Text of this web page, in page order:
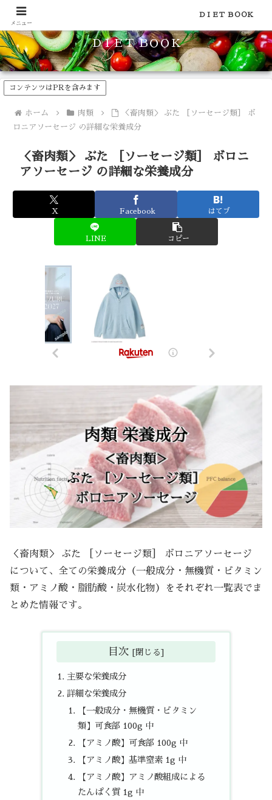
食品のカロリーや糖質などの栄養素がわかる！健康やダイエットに
ＤＩＥＴ ＢＯＯＫ
コンテンツはPRを含みます
ホーム 肉類
＜畜肉類＞ ぶた ［ソーセージ類］ ボ
ロニアソーセージ の詳細な栄養成分
＜畜肉類＞ ぶた ［ソーセージ類］ ボロニ
アソーセージ の詳細な栄養成分
X Facebook はてブ
LINE コピー
＜畜肉類＞ ぶた ［ソーセージ類］ ボロニアソーセージ
について、全ての栄養成分（一般成分・無機質・ビタミン
類・アミノ酸・脂肪酸・炭水化物）をそれぞれ一覧表でま
とめた情報です。
目次
主要な栄養成分
詳細な栄養成分
【一般成分・無機質・ビタミン
類】可食部 100g 中
【アミノ酸】可食部 100g 中
【アミノ酸】基準窒素 1g 中
【アミノ酸】アミノ酸組成による
たんぱく質 1g 中
メニュー
ＤＩＥＴ ＢＯＯＫ